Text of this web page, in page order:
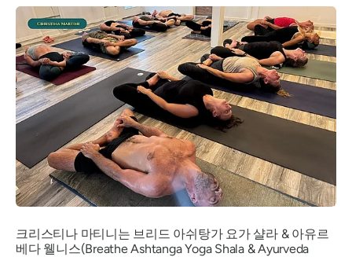
크리스티나 마티니는 브리드 아쉬탕가 요가 샬라 & 아유르
베다 웰니스(Breathe Ashtanga Yoga Shala & Ayurveda